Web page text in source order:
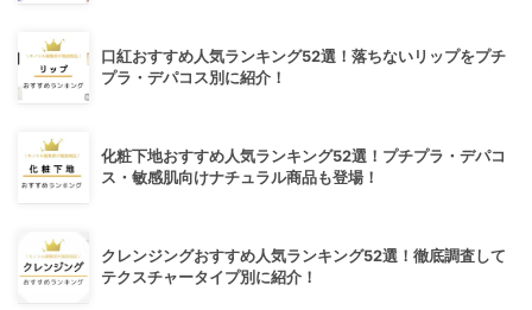
口紅おすすめ人気ランキング52選！落ちないリップをプチ
プラ・デパコス別に紹介！
化粧下地おすすめ人気ランキング52選！プチプラ・デパコ
ス・敏感肌向けナチュラル商品も登場！
クレンジングおすすめ人気ランキング52選！徹底調査して
テクスチャータイプ別に紹介！